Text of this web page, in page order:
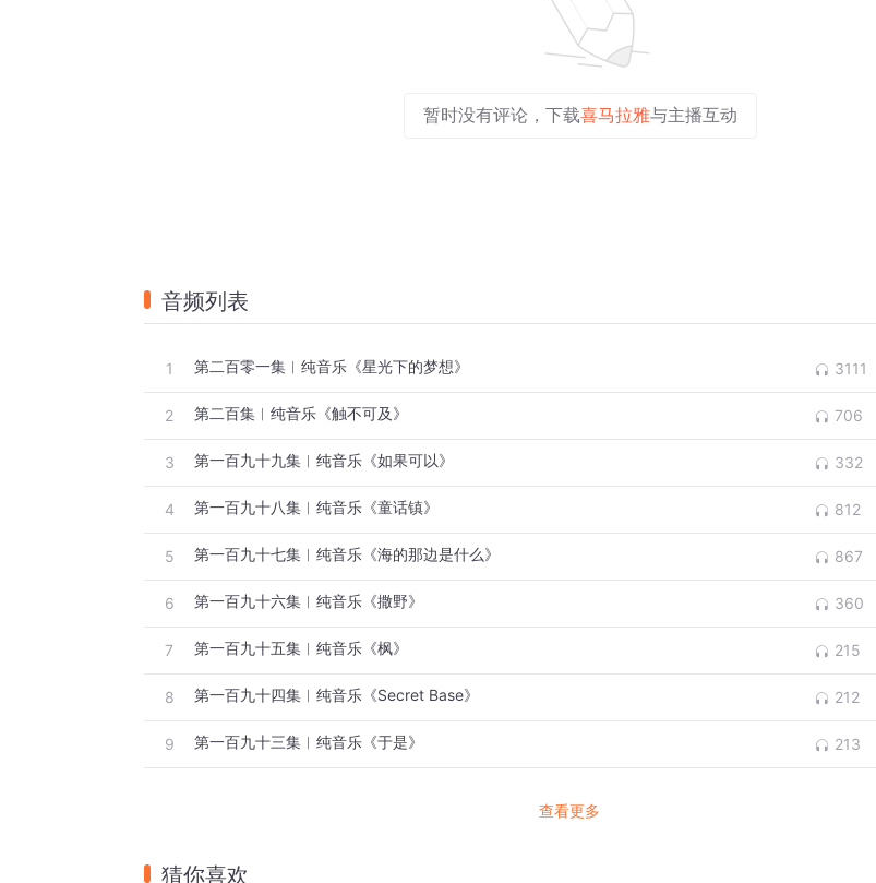
暂时没有评论，下载喜马拉雅与主播互动
音频列表
1 第二百零一集︱纯音乐《星光下的梦想》 3111
2 第二百集︱纯音乐《触不可及》 706
3 第一百九十九集︱纯音乐《如果可以》 332
4 第一百九十八集︱纯音乐《童话镇》 812
5 第一百九十七集︱纯音乐《海的那边是什么》 867
6 第一百九十六集︱纯音乐《撒野》 360
7 第一百九十五集︱纯音乐《枫》 215
8 第一百九十四集︱纯音乐《Secret Base》 212
9 第一百九十三集︱纯音乐《于是》 213
查看更多
猜你喜欢